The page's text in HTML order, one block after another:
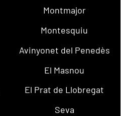
Montmajor
Montesquiu
Avinyonet del Penedès
El Masnou
El Prat de Llobregat
Seva